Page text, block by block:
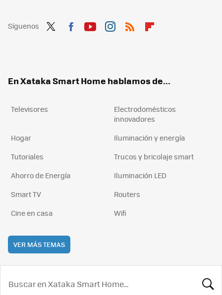
Síguenos
En Xataka Smart Home hablamos de...
Televisores
Electrodomésticos
innovadores
Hogar
Iluminación y energía
Tutoriales
Trucos y bricolaje smart
Ahorro de Energía
Iluminación LED
Smart TV
Routers
Cine en casa
Wifi
VER MÁS TEMAS